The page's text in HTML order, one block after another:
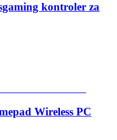
kontroler za
Wireless PC